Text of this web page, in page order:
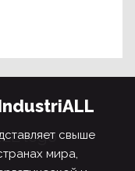
свыше
мира,